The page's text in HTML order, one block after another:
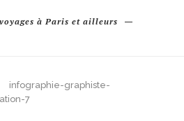
à Paris et ailleurs
infographie-graphiste-
7